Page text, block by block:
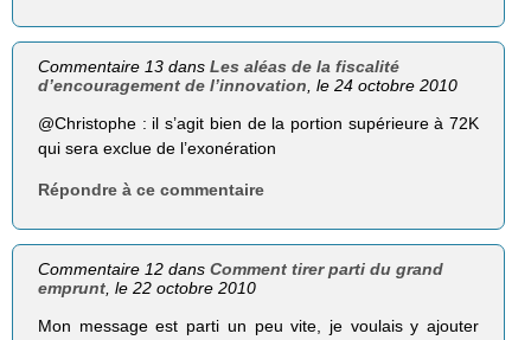
Commentaire 13 dansLes aléas de la fiscalité
d’encouragement de l’innovation , le 24 octobre 2010
@Christophe : il s’agit bien de la portion supérieure à 72K
qui sera exclue de l’exonération
Répondre à ce commentaire
Commentaire 12 dansComment tirer parti du grand
emprunt, le 22 octobre 2010
Mon message est parti un peu vite, je voulais y ajouter